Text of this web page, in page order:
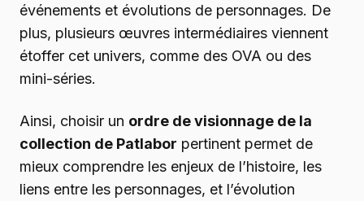
événements et évolutions de personnages. De
plus, plusieurs œuvres intermédiaires viennent
étoffer cet univers, comme des OVA ou des
mini-séries.
Ainsi, choisir un ordre de visionnage de la
collection de Patlabor pertinent permet de
mieux comprendre les enjeux de l’histoire, les
liens entre les personnages, et l’évolution